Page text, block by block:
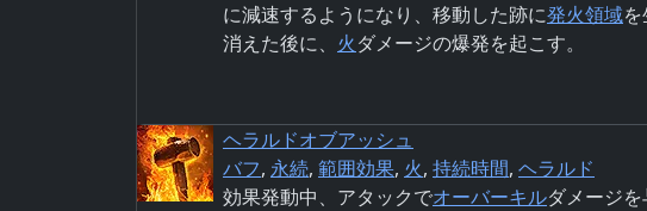
に減速するようになり、移動した跡に発火領域
消えた後に、 火ダメージの爆発を起こす。
ヘラルドオブアッシュ
バフ, 永続, 範囲効果, 火, 持続時間, ヘラルド
効果発動中、アタックでオーバーキルダメージ